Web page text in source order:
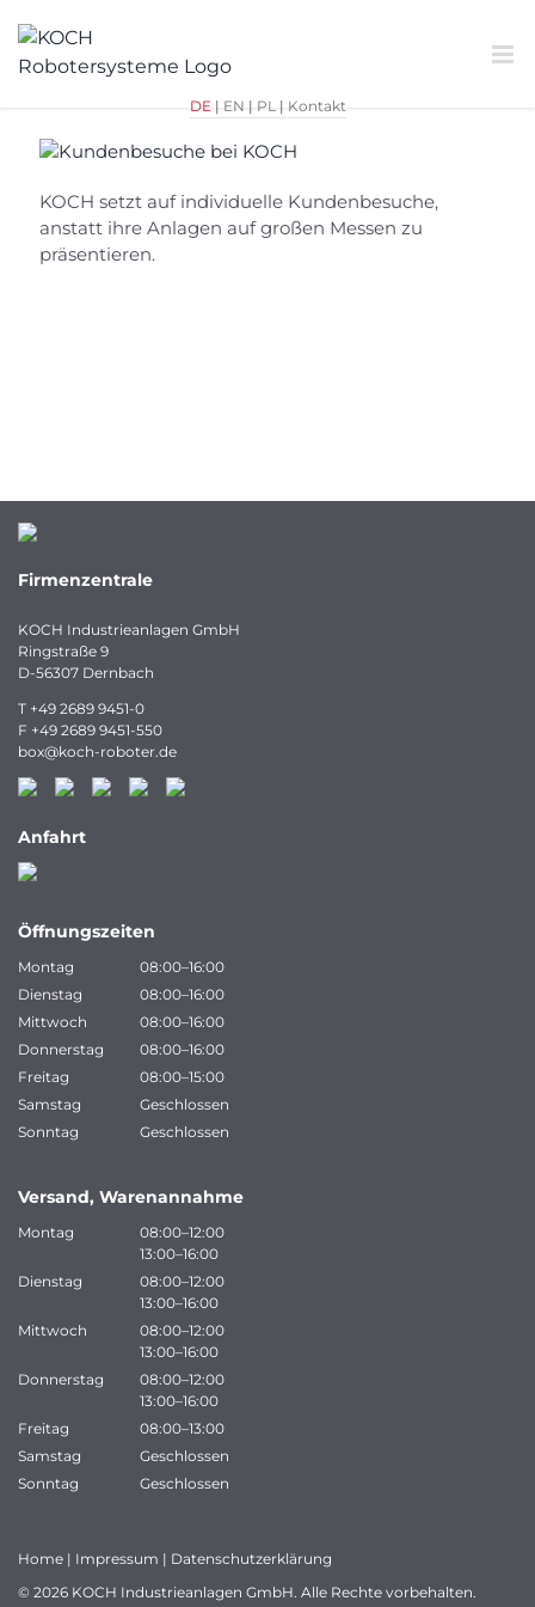
Inhalt
springen
DE| EN | PL| Kontakt
KOCH setzt auf individuelle Kundenbesuche,
anstatt ihre Anlagen auf großen Messen zu
präsentieren.
Firmenzentrale
KOCH Industrieanlagen GmbH
Ringstraße 9
D-56307 Dernbach
T +49 2689 9451-0
F +49 2689 9451-550
box@koch-roboter.de
Anfahrt
Öffnungszeiten
Montag
08:00–16:00
Dienstag
08:00–16:00
Mittwoch
08:00–16:00
Donnerstag
08:00–16:00
Freitag
08:00–15:00
Samstag
Geschlossen
Sonntag
Geschlossen
Versand, Warenannahme
Montag
08:00–12:00
13:00–16:00
Dienstag
08:00–12:00
13:00–16:00
Mittwoch
08:00–12:00
13:00–16:00
Donnerstag
08:00–12:00
13:00–16:00
Freitag
08:00–13:00
Samstag
Geschlossen
Sonntag
Geschlossen
Home | Impressum | Datenschutzerklärung
© 2026 KOCH Industrieanlagen GmbH. Alle Rechte vorbehalten.